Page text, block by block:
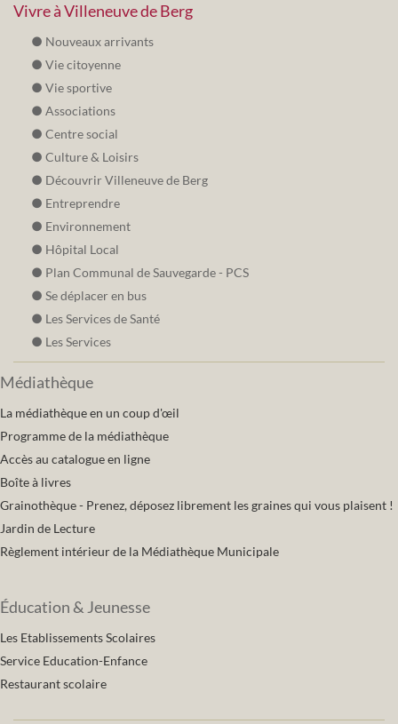
Vivre à Villeneuve de Berg
Nouveaux arrivants
Vie citoyenne
Vie sportive
Associations
Centre social
Culture & Loisirs
Découvrir Villeneuve de Berg
Entreprendre
Environnement
Hôpital Local
Plan Communal de Sauvegarde - PCS
Se déplacer en bus
Les Services de Santé
Les Services
Médiathèque
La médiathèque en un coup d'œil
Programme de la médiathèque
Accès au catalogue en ligne
Boîte à livres
Grainothèque - Prenez, déposez librement les graines qui vous plaisent !
Jardin de Lecture
Règlement intérieur de la Médiathèque Municipale
Éducation & Jeunesse
Les Etablissements Scolaires
Service Education-Enfance
Restaurant scolaire